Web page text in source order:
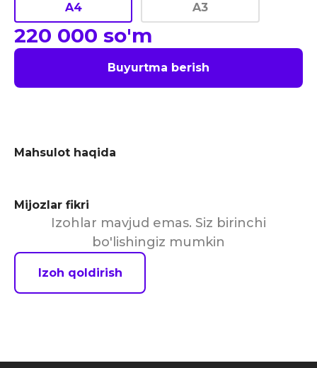
A4
A3
220 000 so'm
Buyurtma berish
Mahsulot haqida
Mijozlar fikri
Izohlar mavjud emas. Siz birinchi
bo'lishingiz mumkin
Izoh qoldirish